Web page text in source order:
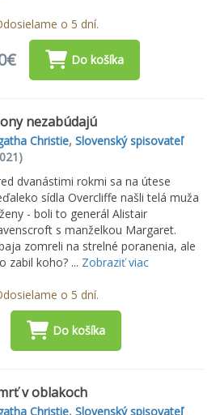
o 5 dní.
Do košíka
nezabúdajú
Christie, Slovenský spisovateľ
dvanástimi rokmi sa na útese
sídla Overcliffe našli telá muža
- boli to generál Alistair
s manželkou Margaret.
zomreli na strelné poranenia, ale
zabil koho? ... Zobraziť viac
o 5 dní.
Do košíka
v oblakoch
Christie, Slovenský spisovateľ